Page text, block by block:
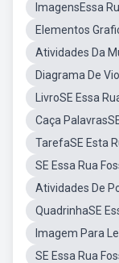
ImagensEssa
Elementos
Atividades Da
Diagrama De
LivroSE Essa
Caça
TarefaSE Esta
SE Essa Rua
Atividades De
QuadrinhaSE
Imagem Para
SE Essa Rua